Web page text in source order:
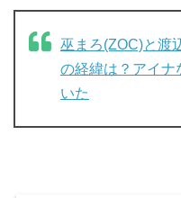
巫まろ(ZOC)と渡
の経緯は？アイナ
いた